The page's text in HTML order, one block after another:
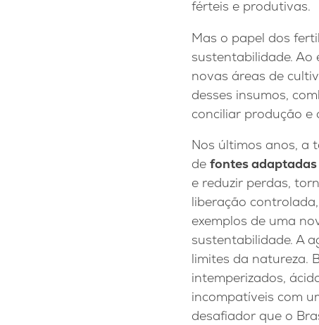
férteis e produtivas.
Mas o papel dos
sustentabilidade. Ao
novas áreas de
desses insumos,
conciliar produção e
Nos últimos anos, a
de fontes
e reduzir perdas,
liberação
exemplos de uma
sustentabilidade. A
limites da natureza.
intemperizados,
incompatíveis com
desafiador que o